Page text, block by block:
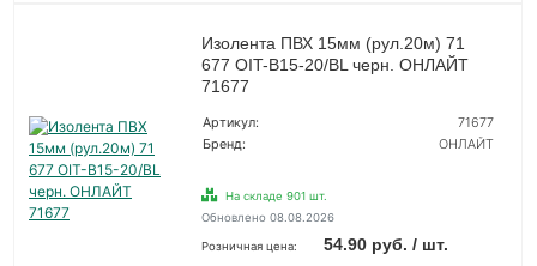
Изолента ПВХ 15мм (рул.20м) 71
677 OIT-B15-20/BL черн. ОНЛАЙТ
71677
Артикул:
71677
Бренд:
ОНЛАЙТ
На складе 901 шт.
Обновлено 08.08.2026
Розничная цена: 54.90 руб. / шт.